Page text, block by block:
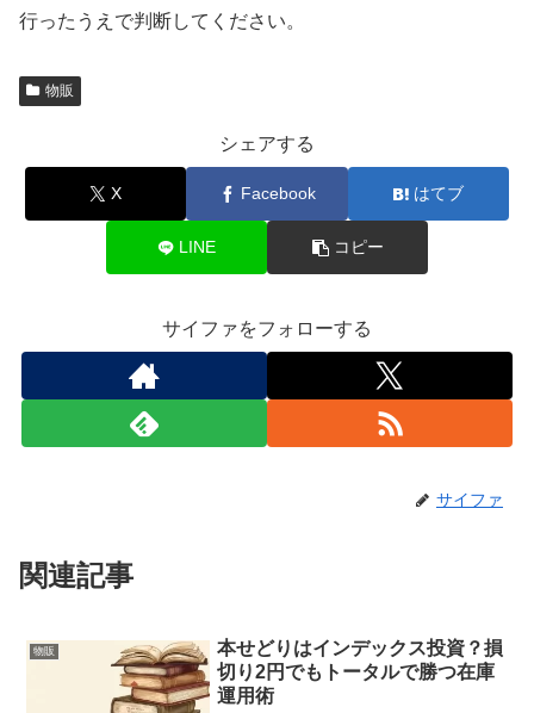
行ったうえで判断してください。
物販
シェアする
X Facebook はてブ
LINE コピー
サイファをフォローする
サイファ
関連記事
物販
本せどりはインデックス投資？損
切り2円でもトータルで勝つ在庫
運用術